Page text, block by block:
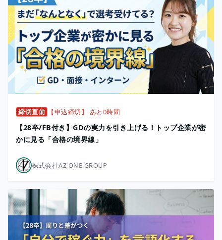
締切直前 【申込締切】 あと0時間
【28卒/FB付き】GDの実力を引き上げる！トップ企業が密
かに見る「合格の境界線」
株式会社AZ ONE GROUP